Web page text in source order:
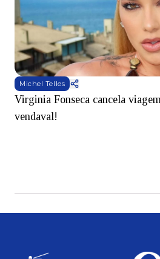
Michel Telles
Virginia Fonseca cancela
vendaval!